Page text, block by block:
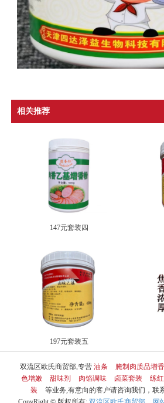
相关推荐
147元套装四
197元套装五
双流区欧氏商贸部,专营 油条 腌制肉质品增
色增嫩
甜味剂 肉馅调味 卤菜套装 练
装
等业务,有意向的客户请咨询我们，联